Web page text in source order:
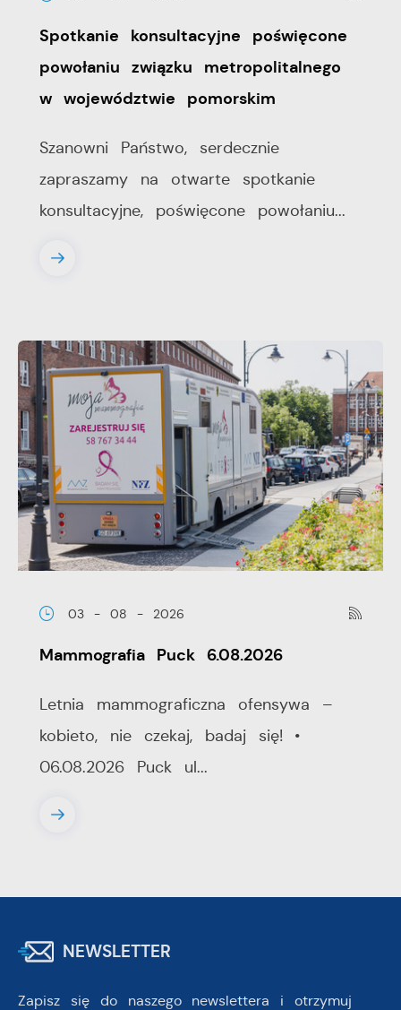
Spotkanie konsultacyjne poświęcone
powołaniu związku metropolitalnego
w województwie pomorskim
Szanowni Państwo, serdecznie
zapraszamy na otwarte spotkanie
konsultacyjne, poświęcone powołaniu...
03 - 08 - 2026
Mammografia Puck 6.08.2026
Letnia mammograficzna ofensywa –
kobieto, nie czekaj, badaj się! •
06.08.2026 Puck ul...
NEWSLETTER
Zapisz się do naszego newslettera i otrzymuj